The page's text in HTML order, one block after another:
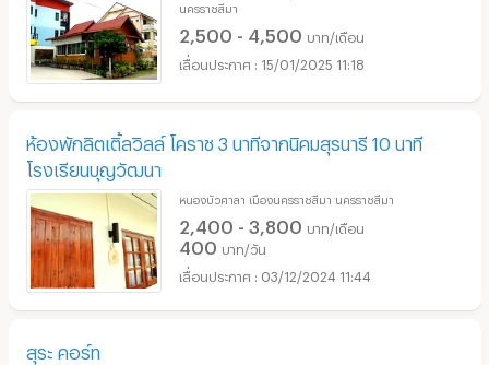
นครราชสีมา
2,500 - 4,500 บาท/เดือน
15/01/2025 11:18
ห้องพักลิตเติ้ลวิลล์ โคราช 3 นาทีจากนิคมสุรนารี 10 นาที
โรงเรียนบุญวัฒนา
หนองบัวศาลา เมืองนครราชสีมา นครราชสีมา
2,400 - 3,800 บาท/เดือน
400 บาท/วัน
03/12/2024 11:44
สุระ คอร์ท